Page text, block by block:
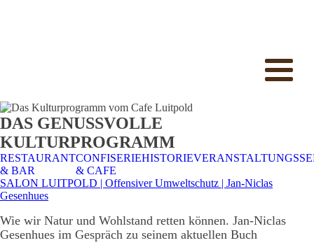
DAS GENUSSVOLLE
KULTURPROGRAMM
RESTAURANT
& BAR
CONFISERIE
& CAFE
HISTORIE
SALON LUITPOLD | Offensiver Umweltschutz | Jan-Niclas
Gesenhues
Wie wir Natur und Wohlstand retten können. Jan-Niclas
Gesenhues im Gespräch zu seinem aktuellen Buch